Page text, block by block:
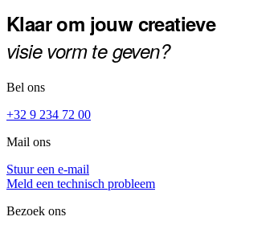
Klaar om jouw creatieve
visie vorm te geven?
Bel ons
+32 9 234 72 00
Mail ons
Stuur een e-mail
Meld een technisch probleem
Bezoek ons